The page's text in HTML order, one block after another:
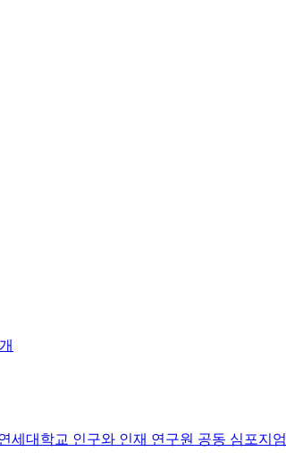
세대학교 인구와 인재 연구원 공동 심포지엄